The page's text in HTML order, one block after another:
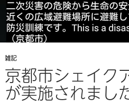
雑記
京都市シェイク
が実施されまし